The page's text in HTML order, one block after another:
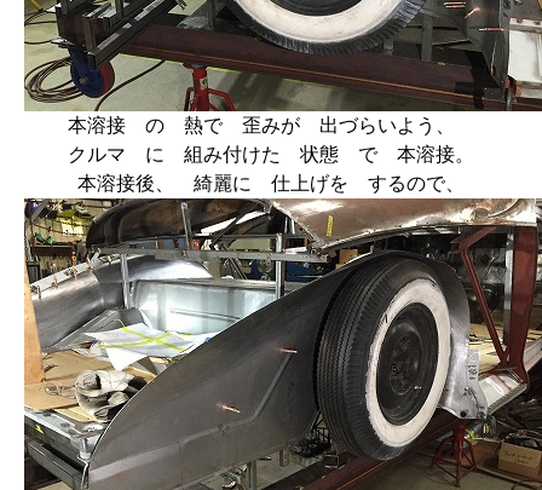
本溶接 の 熱で 歪みが 出づらいよう、
クルマ に 組み付けた 状態 で 本溶接。
本溶接後、 綺麗に 仕上げを するので、